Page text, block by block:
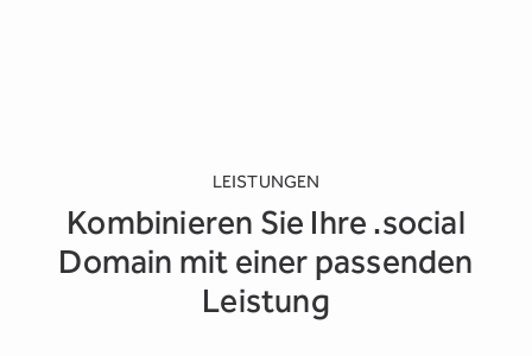
LEISTUNGEN
Kombinieren Sie Ihre .social
Domain mit einer passenden
Leistung